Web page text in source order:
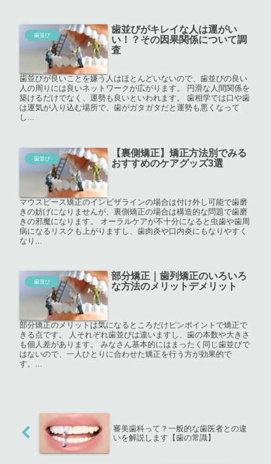
歯並び
歯並びがキレイな人は運がい
い！？その因果関係について調
査
歯並びが良いことを嫌う人はほとんどいないので、歯並びの良い
人の周りには良いネットワークが広がります。 円滑な人間関係を
築けるだけでなく、運勢も良いといわれます。 歯相学では口や歯
は運気が入り込む場所で、歯がガタガタだと運勢も悪くなって
し...
歯並び
【裏側矯正】矯正方法別でみる
おすすめのケアグッズ3選
マウスピース矯正のインビザラインの場合は付け外し可能で歯磨
きの妨げになりませんが、裏側矯正の場合は構造的な問題で歯磨
きの邪魔になります。 オーラルケアが不十分になると虫歯や歯周
病になるリスクも上がりますし、歯肉炎や口内炎にもなりやすく
なり...
歯並び
部分矯正｜歯列矯正のいろいろ
な方法のメリットデメリット
部分矯正のメリットは気になるところだけピンポイントで矯正で
きる点です。 人それぞれ歯並びは違いますし、歯の本数や大きさ
も個人差があります。 みなさん基本的にはまったく同じ歯並びで
はないので、一人ひとりに合わせた矯正を行う方が効果的で
す。...
審美歯科って？一般的な歯医者との違
いを解説します【歯の常識】